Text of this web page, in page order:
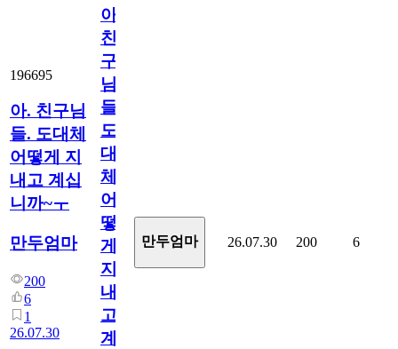
196695
아. 친구님
들. 도대체
어떻게 지
내고 계십
니까~ㅜ
만두엄마
200
6
1
26.07.30
아.
친
구
님
들.
도
대
체
어
떻
게
지
내
고
계
만두엄마 26.07.30 200 6